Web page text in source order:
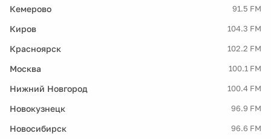
Кемерово 91.5 FM
Киров 104.3 FM
Красноярск 102.2 FM
Москва 100.1 FM
Нижний Новгород 100.4 FM
Новокузнецк 96.9 FM
Новосибирск 96.6 FM